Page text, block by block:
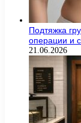
Подтяжка
операции и
21.06.2026